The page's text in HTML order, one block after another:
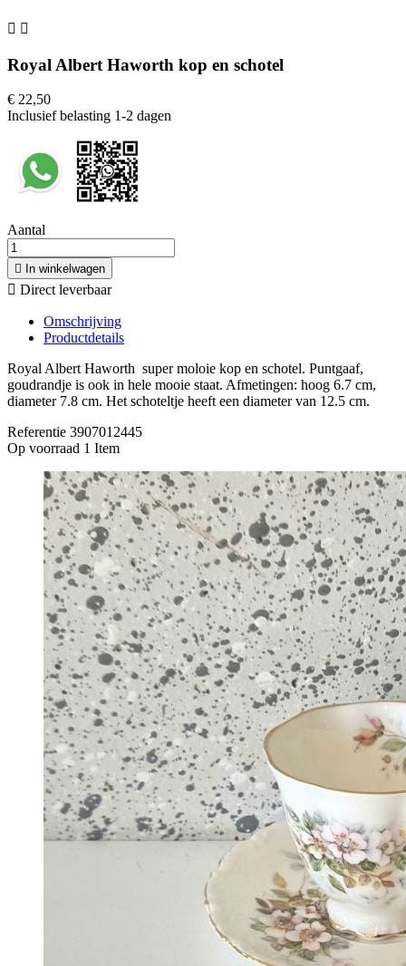
 
Royal Albert Haworth kop en schotel
€ 22,50
Inclusief belasting 1-2 dagen
Aantal
 In winkelwagen
 Direct leverbaar
Omschrijving
Productdetails
Royal Albert Haworth super moloie kop en schotel. Puntgaaf,
goudrandje is ook in hele mooie staat. Afmetingen: hoog 6.7 cm,
diameter 7.8 cm. Het schoteltje heeft een diameter van 12.5 cm.
Referentie 3907012445
Op voorraad 1 Item